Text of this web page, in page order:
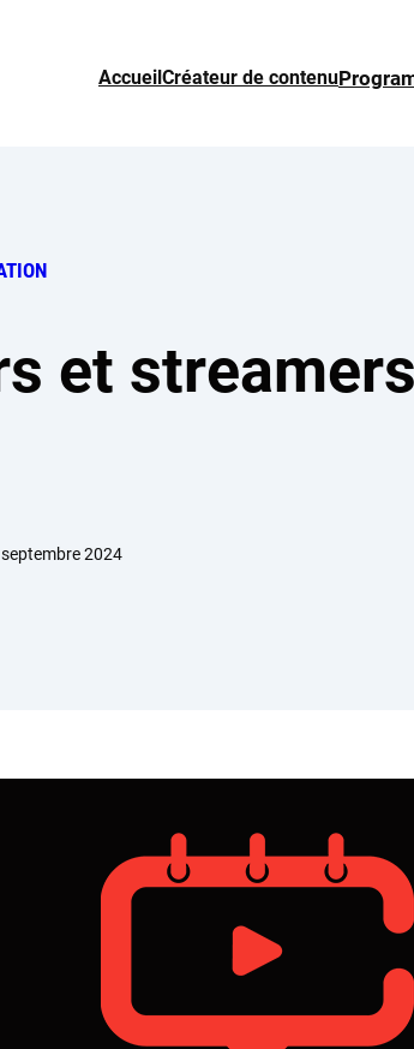
AccueilCréateur de contenu
et streamers
2024